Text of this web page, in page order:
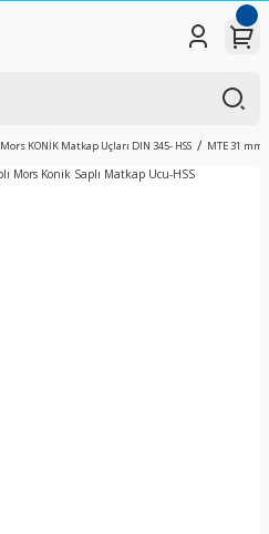
Mors KONİK Matkap Uçları DIN 345- HSS MTE 31 mm